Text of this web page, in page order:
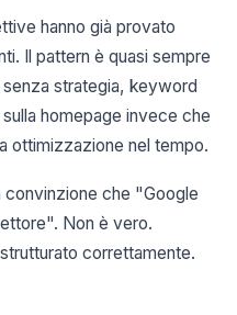
hanno già provato
Il pattern è quasi sempre
strategia, keyword
homepage invece che
ottimizzazione nel tempo.
convinzione che "Google
Non è vero.
correttamente.